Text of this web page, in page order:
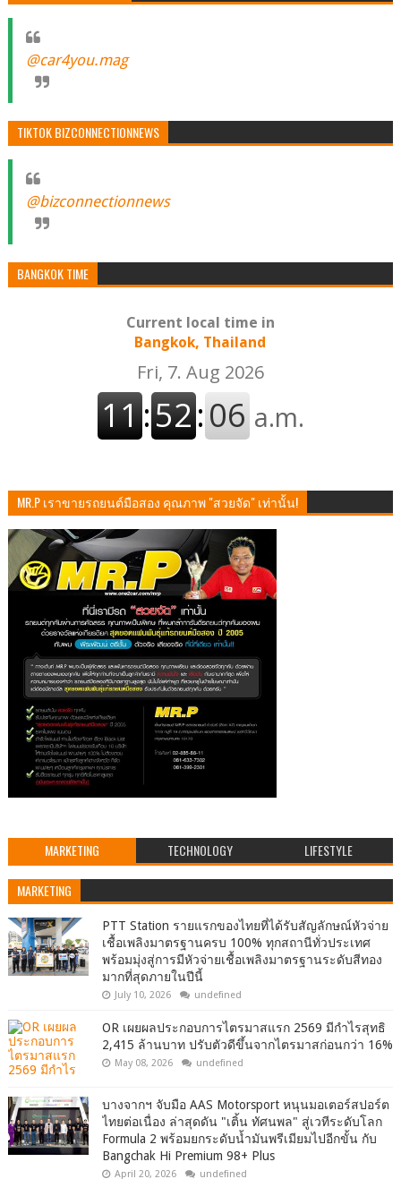
@car4you.mag
TIKTOK BIZCONNECTIONNEWS
@bizconnectionnews
BANGKOK TIME
Current local time in
Bangkok, Thailand
MR.P เราขายรถยนต์มือสอง คุณภาพ "สวยจัด" เท่านั้น!
MARKETING TECHNOLOGY LIFESTYLE
MARKETING
PTT Station รายแรกของไทยที่ได้รับสัญลักษณ์หัวจ่าย
เชื้อเพลิงมาตรฐานครบ 100% ทุกสถานีทั่วประเทศ
พร้อมมุ่งสู่การมีหัวจ่ายเชื้อเพลิงมาตรฐานระดับสีทอง
มากที่สุดภายในปีนี้
July 10, 2026 undefined
OR เผยผลประกอบการไตรมาสแรก 2569 มีกำไรสุทธิ
2,415 ล้านบาท ปรับตัวดีขึ้นจากไตรมาสก่อนกว่า 16%
May 08, 2026 undefined
บางจากฯ จับมือ AAS Motorsport หนุนมอเตอร์สปอร์ต
ไทยต่อเนื่อง ล่าสุดดัน "เติ้น ทัศนพล" สู่เวทีระดับโลก
Formula 2 พร้อมยกระดับน้ำมันพรีเมียมไปอีกขั้น กับ
Bangchak Hi Premium 98+ Plus
April 20, 2026 undefined